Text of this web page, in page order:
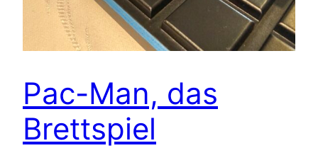
Pac-Man, das
Brettspiel